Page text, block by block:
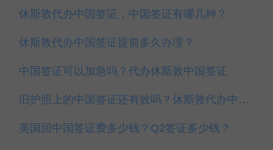
休斯敦代办中国签证，中国签证有哪几种？
休斯敦代办中国签证提前多久办理？
中国签证可以加急吗？代办休斯敦中国签证
旧护照上的中国签证还有效吗？休斯敦代办中国签证
美国回中国签证费多少钱？Q2签证多少钱？